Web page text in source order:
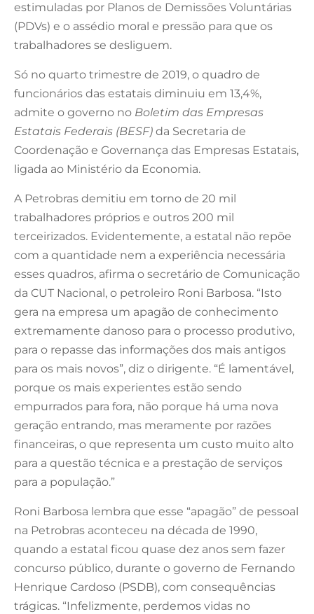
estimuladas por Planos de Demissões Voluntárias
(PDVs) e o assédio moral e pressão para que os
trabalhadores se desliguem.
Só no quarto trimestre de 2019, o quadro de
funcionários das estatais diminuiu em 13,4%,
admite o governo no Boletim das Empresas
Estatais Federais (BESF) da Secretaria de
Coordenação e Governança das Empresas Estatais,
ligada ao Ministério da Economia.
A Petrobras demitiu em torno de 20 mil
trabalhadores próprios e outros 200 mil
terceirizados. Evidentemente, a estatal não repõe
com a quantidade nem a experiência necessária
esses quadros, afirma o secretário de Comunicação
da CUT Nacional, o petroleiro Roni Barbosa. “Isto
gera na empresa um apagão de conhecimento
extremamente danoso para o processo produtivo,
para o repasse das informações dos mais antigos
para os mais novos”, diz o dirigente. “É lamentável,
porque os mais experientes estão sendo
empurrados para fora, não porque há uma nova
geração entrando, mas meramente por razões
financeiras, o que representa um custo muito alto
para a questão técnica e a prestação de serviços
para a população.”
Roni Barbosa lembra que esse “apagão” de pessoal
na Petrobras aconteceu na década de 1990,
quando a estatal ficou quase dez anos sem fazer
concurso público, durante o governo de Fernando
Henrique Cardoso (PSDB), com consequências
trágicas. “Infelizmente, perdemos vidas no